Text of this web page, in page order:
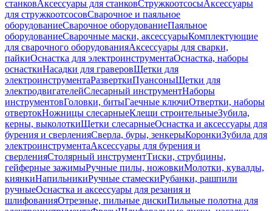
станковАксессуары для станковСтружкоотсосыАксессуары
для стружкоотсосовСварочное и паяльное
оборудованиеСварочное оборудованиеПаяльное
оборудованиеСварочные маски, аксессуарыКомплектующие
для сварочного оборудованияАксессуары для сварки,
пайкиОснастка для электроинструментаОснастка, наборы
оснасткиНасадки для граверовЩетки для
электроинструментаРазверткиПуансоныЩетки для
электродвигателейСлесарный инструментНаборы
инструментовГоловки, битыГаечные ключиОтвертки, наборы
отвертокНожницы слесарныеКлещи строительныеЗубила,
керны, выколоткиЩетки слесарныеОснастка и аксессуары для
бурения и сверленияСверла, буры, зенкерыКоронкиЗубила для
электроинструментаАксессуары для бурения и
сверленияСтолярный инструментТиски, струбцины,
гейферные зажимыРучные пилы, ножовкиМолотки, кувалды,
киянкиНапильникиРучные стамескиРубанки, рашпили
ручныеОснастка и аксессуары для резания и
шлифованияОтрезные, пильные дискиПильные полотна для